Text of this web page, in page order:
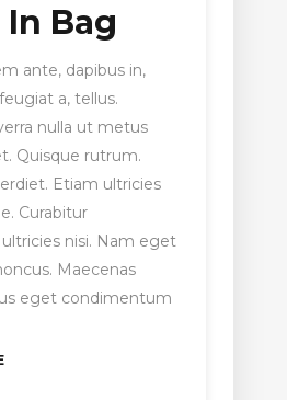
Bag
ante, dapibus in,
a, tellus.
nulla ut metus
Quisque rutrum.
Etiam ultricies
Curabitur
nisi. Nam eget
Maecenas
eget condimentum